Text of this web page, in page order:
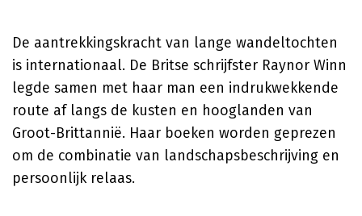
De aantrekkingskracht van lange wandeltochten
is internationaal. De Britse schrijfster Raynor Winn
legde samen met haar man een indrukwekkende
route af langs de kusten en hooglanden van
Groot-Brittannië. Haar boeken worden geprezen
om de combinatie van landschapsbeschrijving en
persoonlijk relaas.